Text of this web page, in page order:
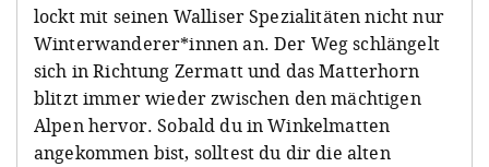
lockt mit seinen Walliser Spezialitäten nicht nur
Winterwanderer*innen an. Der Weg schlängelt
sich in Richtung Zermatt und das Matterhorn
blitzt immer wieder zwischen den mächtigen
Alpen hervor. Sobald du in Winkelmatten
angekommen bist, solltest du dir die alten